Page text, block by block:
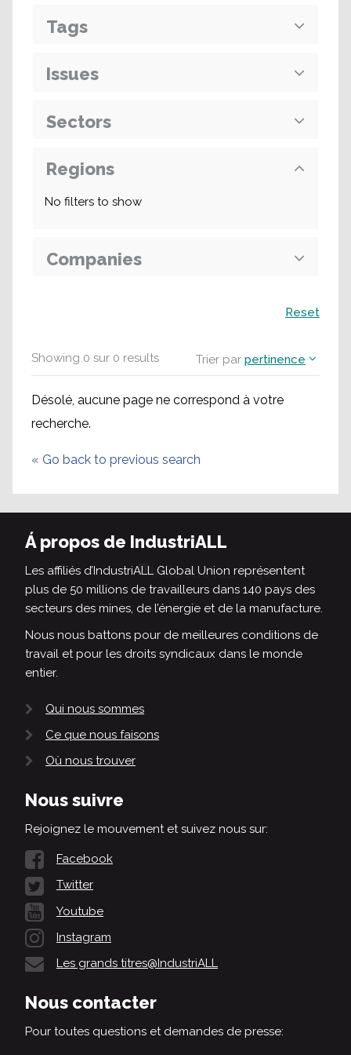
Showing 0 sur 0 results Trier par pertinence
Désolé, aucune page ne correspond à votre
recherche.
« Go back to previous search
Tags
Issues
Sectors
Regions
No filters to show
Companies
Reset
Á propos de IndustriALL
Les affiliés d’IndustriALL Global Union représentent
plus de 50 millions de travailleurs dans 140 pays des
secteurs des mines, de l’énergie et de la manufacture.
Nous nous battons pour de meilleures conditions de
travail et pour les droits syndicaux dans le monde
entier.
Qui nous sommes
Ce que nous faisons
Où nous trouver
Nous suivre
Rejoignez le mouvement et suivez nous sur:
Facebook
Twitter
Youtube
Instagram
Les grands titres@IndustriALL
Nous contacter
Pour toutes questions et demandes de presse: